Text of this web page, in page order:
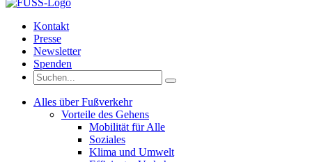
Kontakt
Presse
Newsletter
Spenden
Alles über Fußverkehr
Vorteile des Gehens
Mobilität für Alle
Soziales
Klima und Umwelt